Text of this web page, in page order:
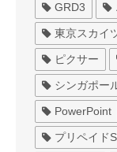
GRD3
東京スカイ
ピクサー
シンガポー
PowerPoint
プリペイド